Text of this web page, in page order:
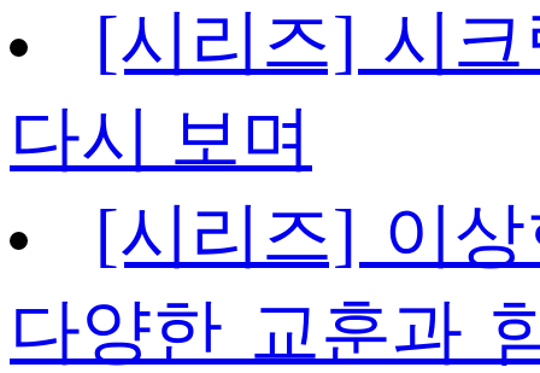
[시리즈] 시
다시 보며
[시리즈] 이
다양한 교훈과